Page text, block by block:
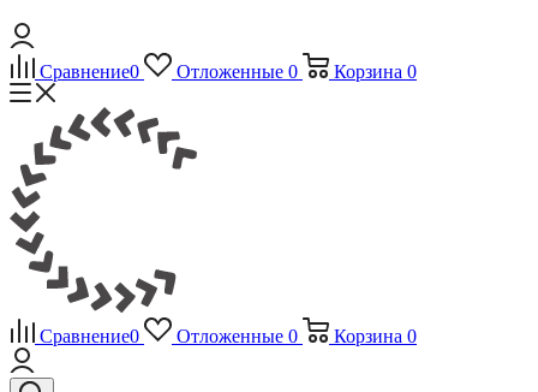
Сравнение0 Отложенные 0 Корзина 0
Сравнение0 Отложенные 0 Корзина 0